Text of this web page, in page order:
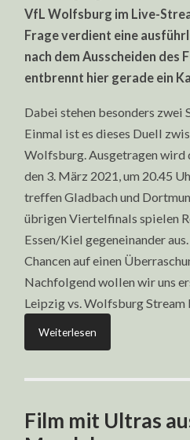
VfL Wolfsburg im Live-
Frage verdient eine
nach dem Ausscheiden des
entbrennt hier gerade ein
Dabei stehen besonders
Einmal ist es dieses Duell
Wolfsburg. Ausgetragen
den 3. März 2021, um 20.45
treffen Gladbach und
übrigen Viertelfinals spielen
Essen/Kiel gegeneinander
Chancen auf einen
Nachfolgend wollen wir uns
Leipzig vs. Wolfsburg Stream
Weiterlesen
Film mit Ultras